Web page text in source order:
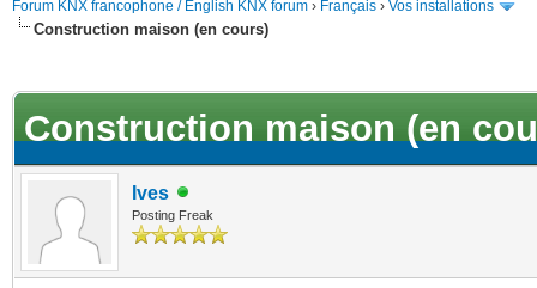
Forum KNX francophone / English KNX forum › Français › Vos installations
Construction maison (en cours)
Construction maison (en
Ives
Posting Freak